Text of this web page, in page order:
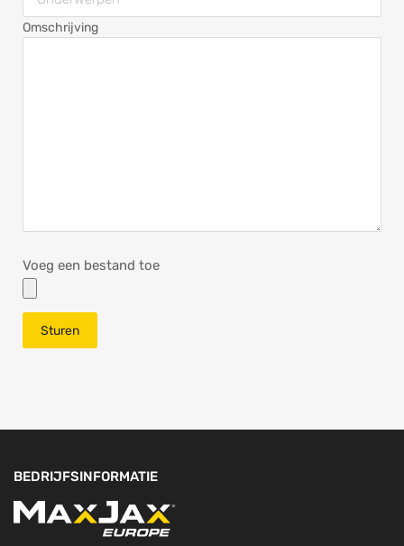
Omschrijving
Voeg een bestand toe
BEDRIJFSINFORMATIE